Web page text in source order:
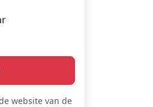
website van de